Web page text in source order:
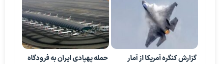
گزارش کنگره آمریکا از آمار
حمله پهپادی ایران به فرودگاه